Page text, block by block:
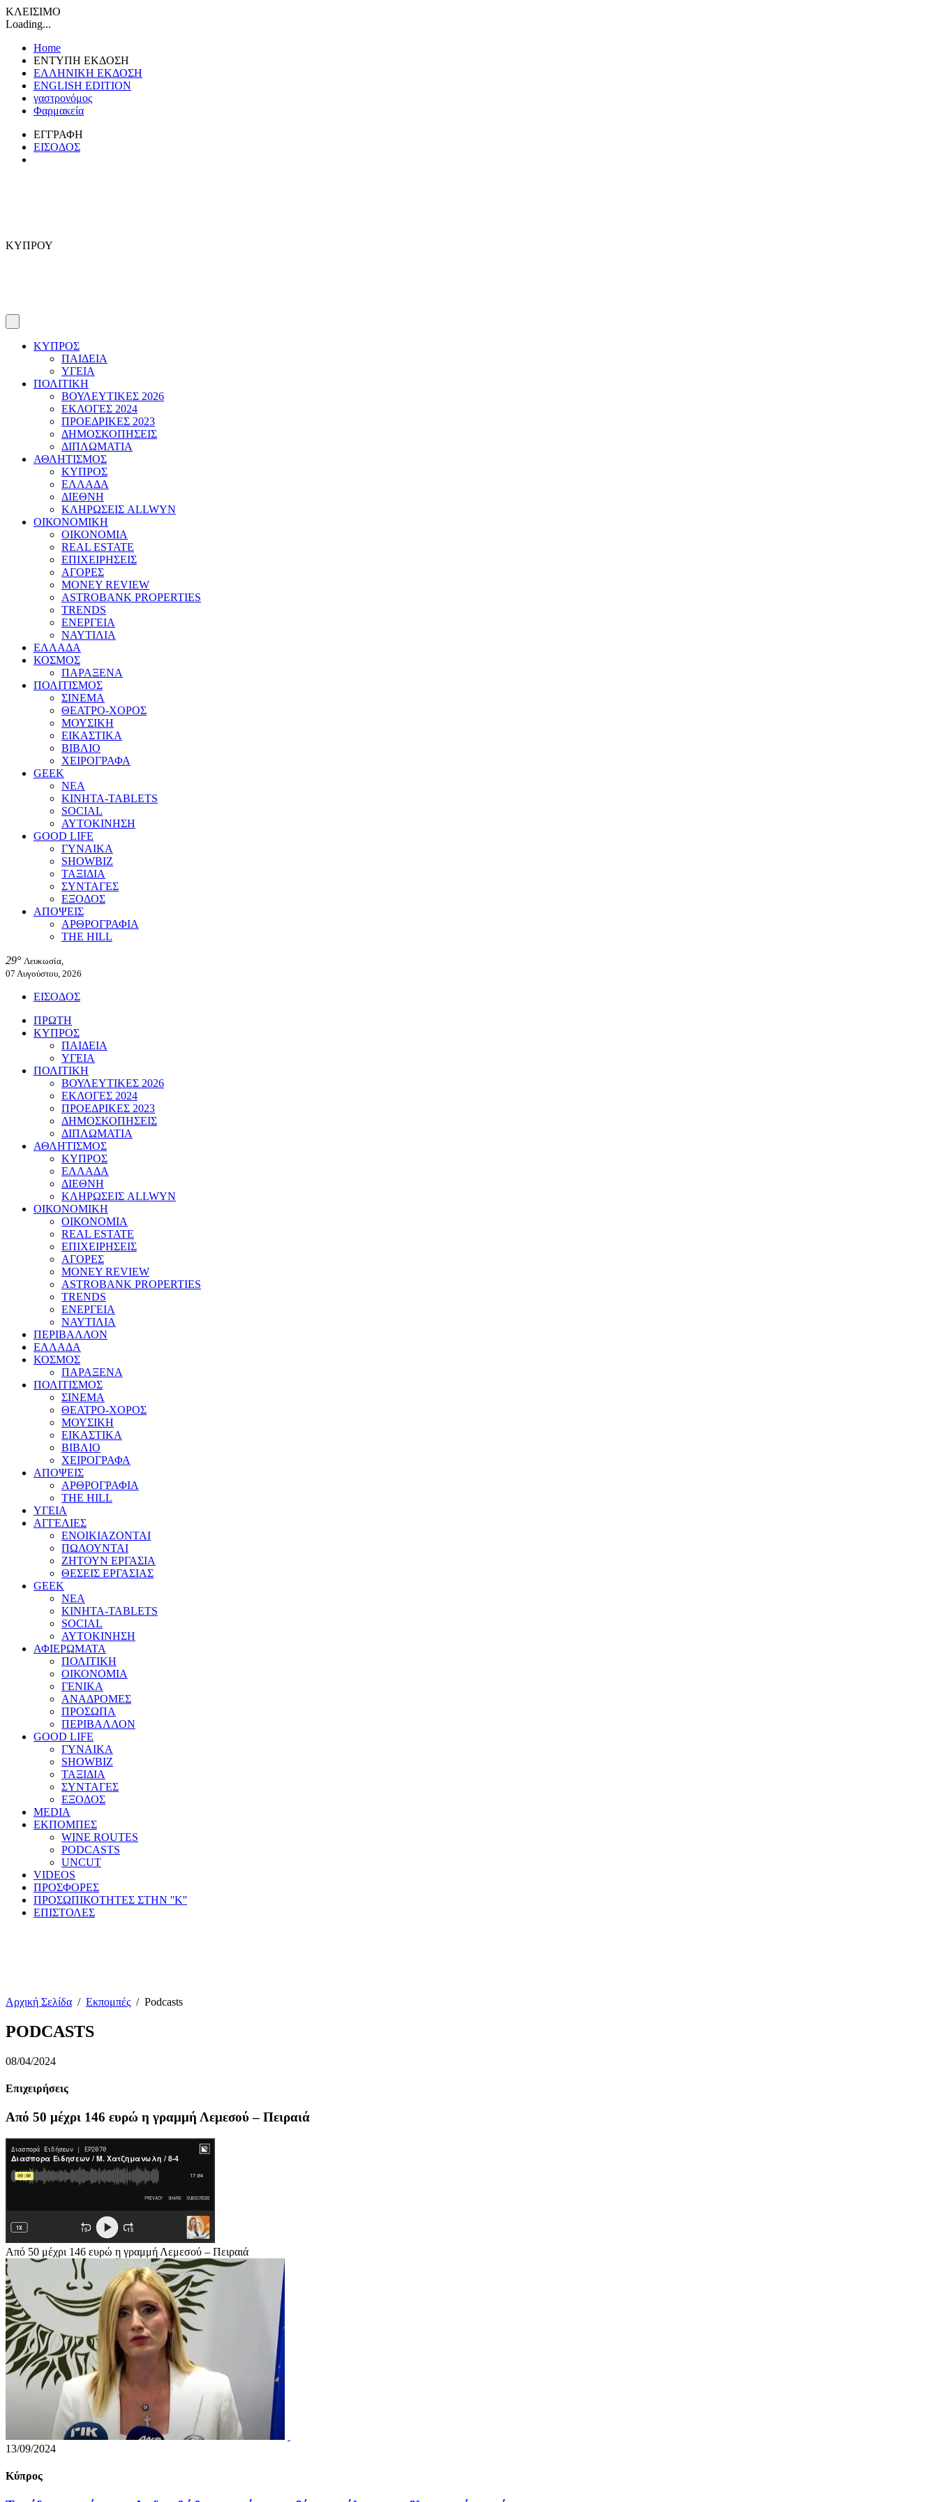
ΚΛΕΙΣΙΜΟ
Loading...
Home
ΕΝΤΥΠΗ ΕΚΔΟΣΗ
ΕΛΛΗΝΙΚΗ ΕΚΔΟΣΗ
ENGLISH EDITION
γαστρονόμος
Φαρμακεία
ΕΓΓΡΑΦΗ
ΕΙΣΟΔΟΣ
ΚΥΠΡΟΥ
ΚΥΠΡΟΣ
ΠΑΙΔΕΙΑ
ΥΓΕΙΑ
ΠΟΛΙΤΙΚΗ
ΒΟΥΛΕΥΤΙΚΕΣ 2026
ΕΚΛΟΓΕΣ 2024
ΠΡΟΕΔΡΙΚΕΣ 2023
ΔΗΜΟΣΚΟΠΗΣΕΙΣ
ΔΙΠΛΩΜΑΤΙΑ
ΑΘΛΗΤΙΣΜΟΣ
ΚΥΠΡΟΣ
ΕΛΛΑΔΑ
ΔΙΕΘΝΗ
ΚΛΗΡΩΣΕΙΣ ALLWYN
ΟΙΚΟΝΟΜΙΚΗ
ΟΙΚΟΝΟΜΙΑ
REAL ESTATE
ΕΠΙΧΕΙΡΗΣΕΙΣ
ΑΓΟΡΕΣ
MONEY REVIEW
ASTROBANK PROPERTIES
TRENDS
ΕΝΕΡΓΕΙΑ
ΝΑΥΤΙΛΙΑ
ΕΛΛΑΔΑ
ΚΟΣΜΟΣ
ΠΑΡΑΞΕΝΑ
ΠΟΛΙΤΙΣΜΟΣ
ΣΙΝΕΜΑ
ΘΕΑΤΡΟ-ΧΟΡΟΣ
ΜΟΥΣΙΚΗ
ΕΙΚΑΣΤΙΚΑ
ΒΙΒΛΙΟ
ΧΕΙΡΟΓΡΑΦΑ
GEEK
ΝΕΑ
ΚΙΝΗΤΑ-TABLETS
SOCIAL
ΑΥΤΟΚΙΝΗΣΗ
GOOD LIFE
ΓΥΝΑΙΚΑ
SHOWBIZ
ΤΑΞΙΔΙΑ
ΣΥΝΤΑΓΕΣ
ΕΞΟΔΟΣ
ΑΠΟΨΕΙΣ
ΑΡΘΡΟΓΡΑΦΙΑ
THE HILL
29° Λευκωσία,
07 Αυγούστου, 2026
ΕΙΣΟΔΟΣ
ΠΡΩΤΗ
ΚΥΠΡΟΣ
ΠΑΙΔΕΙΑ
ΥΓΕΙΑ
ΠΟΛΙΤΙΚΗ
ΒΟΥΛΕΥΤΙΚΕΣ 2026
ΕΚΛΟΓΕΣ 2024
ΠΡΟΕΔΡΙΚΕΣ 2023
ΔΗΜΟΣΚΟΠΗΣΕΙΣ
ΔΙΠΛΩΜΑΤΙΑ
ΑΘΛΗΤΙΣΜΟΣ
ΚΥΠΡΟΣ
ΕΛΛΑΔΑ
ΔΙΕΘΝΗ
ΚΛΗΡΩΣΕΙΣ ALLWYN
ΟΙΚΟΝΟΜΙΚΗ
ΟΙΚΟΝΟΜΙΑ
REAL ESTATE
ΕΠΙΧΕΙΡΗΣΕΙΣ
ΑΓΟΡΕΣ
MONEY REVIEW
ASTROBANK PROPERTIES
TRENDS
ΕΝΕΡΓΕΙΑ
ΝΑΥΤΙΛΙΑ
ΠΕΡΙΒΑΛΛΟΝ
ΕΛΛΑΔΑ
ΚΟΣΜΟΣ
ΠΑΡΑΞΕΝΑ
ΠΟΛΙΤΙΣΜΟΣ
ΣΙΝΕΜΑ
ΘΕΑΤΡΟ-ΧΟΡΟΣ
ΜΟΥΣΙΚΗ
ΕΙΚΑΣΤΙΚΑ
ΒΙΒΛΙΟ
ΧΕΙΡΟΓΡΑΦΑ
ΑΠΟΨΕΙΣ
ΑΡΘΡΟΓΡΑΦΙΑ
THE HILL
ΥΓΕΙΑ
ΑΓΓΕΛΙΕΣ
ΕΝΟΙΚΙΑΖΟΝΤΑΙ
ΠΩΛΟΥΝΤΑΙ
ΖΗΤΟΥΝ ΕΡΓΑΣΙΑ
ΘΕΣΕΙΣ ΕΡΓΑΣΙΑΣ
GEEK
ΝΕΑ
ΚΙΝΗΤΑ-TABLETS
SOCIAL
ΑΥΤΟΚΙΝΗΣΗ
ΑΦΙΕΡΩΜΑΤΑ
ΠΟΛΙΤΙΚΗ
ΟΙΚΟΝΟΜΙΑ
ΓΕΝΙΚΑ
ΑΝΑΔΡΟΜΕΣ
ΠΡΟΣΩΠΑ
ΠΕΡΙΒΑΛΛΟΝ
GOOD LIFE
ΓΥΝΑΙΚΑ
SHOWBIZ
ΤΑΞΙΔΙΑ
ΣΥΝΤΑΓΕΣ
ΕΞΟΔΟΣ
MEDIA
ΕΚΠΟΜΠΕΣ
WINE ROUTES
PODCASTS
UNCUT
VIDEOS
ΠΡΟΣΦΟΡΕΣ
ΠΡΟΣΩΠΙΚΟΤΗΤΕΣ ΣΤΗΝ ''Κ''
ΕΠΙΣΤΟΛΕΣ
Αρχική Σελίδα / Εκπομπές / Podcasts
PODCASTS
08/04/2024
Επιχειρήσεις
Από 50 μέχρι 146 ευρώ η γραμμή Λεμεσού – Πειραιά
Από 50 μέχρι 146 ευρώ η γραμμή Λεμεσού – Πειραιά
13/09/2024
Κύπρος